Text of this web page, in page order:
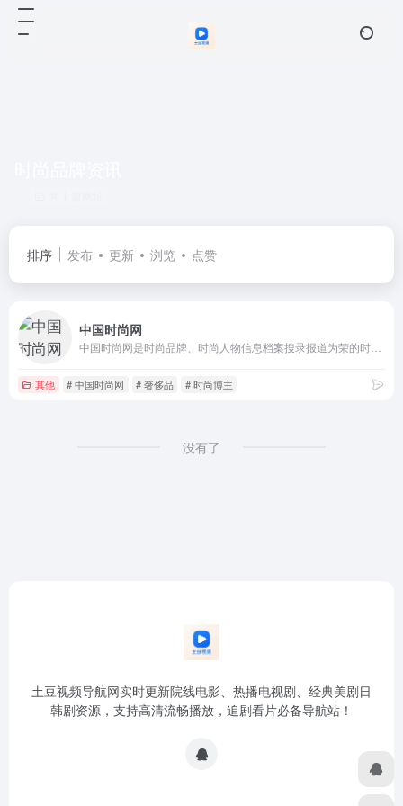
排序 发布 更新 浏览 点赞
中国时尚网
其他 # 中国时尚网 # 奢侈品 # 时尚博主
没有了
土豆视频导航网实时更新院线电影、热播电视剧、经典美剧日
韩剧资源，支持高清流畅播放，追剧看片必备导航站！